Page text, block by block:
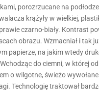
porozrzucane na
krążyły w wielkiej,
czarno-biały. Kontrast
obrazu. Wzmacniał i tak
papierze, na jakim wtedy
do ciemni, w której
o wilgotne, świeżo
Technologię traktował